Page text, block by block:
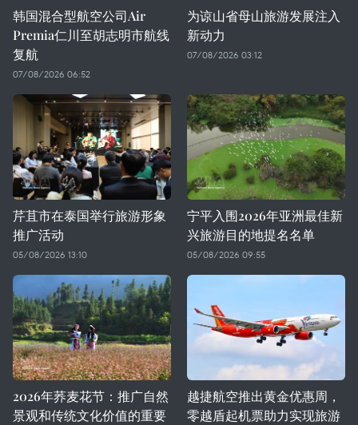
韩国混合型航空公司Air
Premia仁川至胡志明市航线
复航
07/08/2026 06:52
为谅山省母山旅游发展注入
新动力
07/08/2026 03:12
芹苴市在泰国举行旅游形象
推广活动
05/08/2026 13:10
宁平入围2026年亚洲最佳新
兴旅游目的地提名名单
05/08/2026 09:55
2026年荞麦花节：推广自然
景观和传统文化价值的重要
越捷航空推出黄金优惠周，
零越盾起机票助力实现旅游